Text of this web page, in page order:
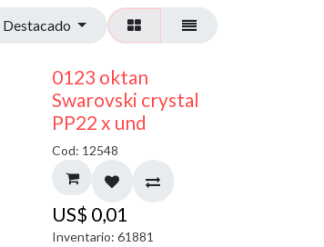
Destacado
0123 oktan
Swarovski crystal
PP22 x und
Cod: 12548
US$ 0,01
Inventario: 61881